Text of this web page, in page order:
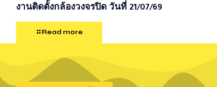
งานติดตั้งกล้องวงจรปิด วันที่ 21/07/69
Read more